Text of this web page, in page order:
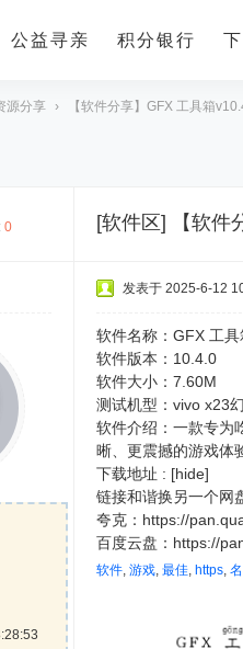
公益寻亲 积分银行
源分享 › 【软件分享】GFX 工具箱
0 [软件区] 【软
发表于 2025-6-12
软件名称：GFX 工具
软件版本：10.4.0
软件大小：7.60M
测试机型：vivo x23
软件介绍：一款专为
晰、更震撼的游戏体
下载地址 : [hide]
链接和谐换另一个网
夸克：https://
百度云盘：https://
软件, 游戏, 最佳, https,